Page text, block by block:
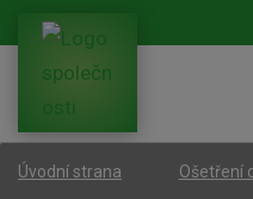
Úvodní strana Ošetření